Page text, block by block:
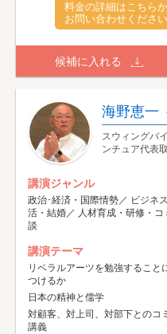
料金の詳細はこちら
お問い合わせください
候補に入れる
海野恵一
スウィングバ
ンチュア代表
講演ジャンル
政治･経済・国際情勢／ ビジネ
活・結婚／ 人材育成・研修・
談
講演テーマ
リベラルアーツを勉強するこ
つけるか
日本の精神と儒学
対顧客、対上司、対部下とのコ
講義